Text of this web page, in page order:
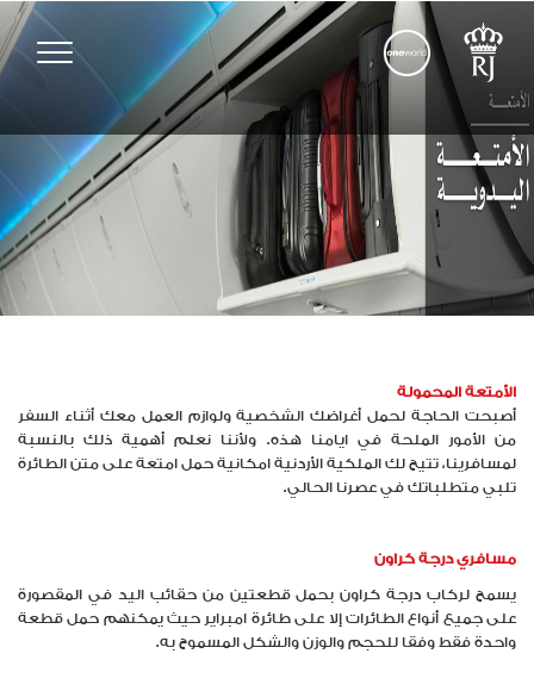
Toggle
الأمتعة المحمولة
أصبحت الحاجة لحمل أغراضك الشخصية ولوازم العمل معك أثناء السفر
من الأمور الملحة في ايامنا هذه. ولأننا نعلم أهمية ذلك بالنسبة
لمسافرينا، تتيح لك الملكية الأردنية امكانية حمل امتعة على متن الطائرة
تلبي متطلباتك في عصرنا الحالي.
مسافري درجة كراون
يسمح لركاب درجة كراون بحمل قطعتين من حقائب اليد في المقصورة
على جميع أنواع الطائرات إلا على طائرة امبراير حيث يمكنهم حمل قطعة
واحدة فقط وفقا للحجم والوزن والشكل المسموح به.